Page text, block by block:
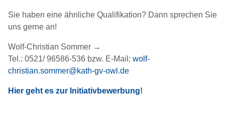
Sie haben eine ähnliche Qualifikation? Dann sprechen Sie
uns gerne an!
Wolf-Christian Sommer →
Tel.: 0521/ 96586-536 bzw. E-Mail: wolf-
christian.sommer@kath-gv-owl.de
Hier geht es zur Initiativbewerbung!